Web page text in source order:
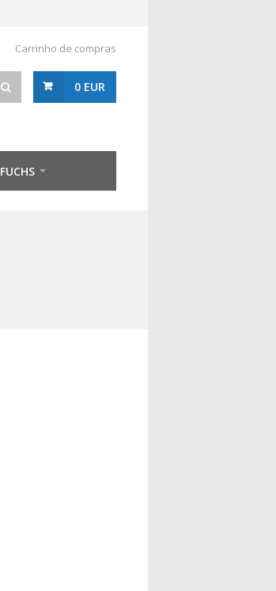
Carrinho de compras
0 EUR
FUCHS